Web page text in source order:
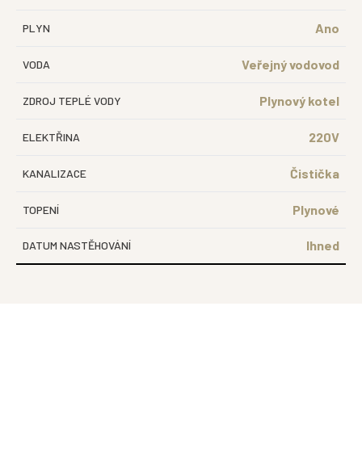
PLYN Ano
VODA Veřejný vodovod
ZDROJ TEPLÉ VODY Plynový kotel
ELEKTŘINA 220V
KANALIZACE Čistička
TOPENÍ Plynové
DATUM NASTĚHOVÁNÍ Ihned